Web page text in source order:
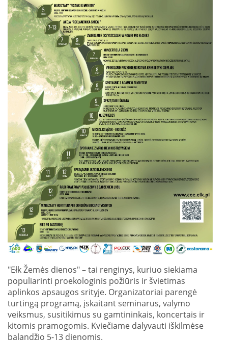
"Ełk Žemės dienos" – tai renginys, kuriuo siekiama
populiarinti proekologinis požiūris ir švietimas
aplinkos apsaugos srityje. Organizatoriai parengė
turtingą programą, įskaitant seminarus, valymo
veiksmus, susitikimus su gamtininkais, koncertais ir
kitomis pramogomis. Kviečiame dalyvauti iškilmėse
balandžio 5-13 dienomis.